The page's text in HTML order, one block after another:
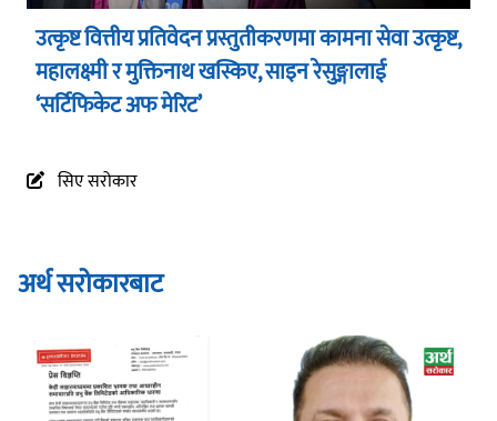
उत्कृष्ट वित्तीय प्रतिवेदन प्रस्तुतीकरणमा कामना सेवा उत्कृष्ट,
महालक्ष्मी र मुक्तिनाथ खस्किए, साइन रेसुङ्गालाई
‘सर्टिफिकेट अफ मेरिट’
सिए सरोकार
अर्थ सरोकारबाट